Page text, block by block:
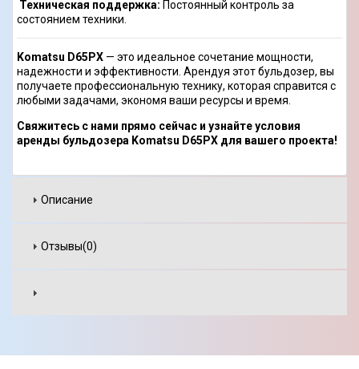
Техническая поддержка: Постоянный контроль за
состоянием техники.
Komatsu D65PX — это идеальное сочетание мощности,
надежности и эффективности. Арендуя этот бульдозер, вы
получаете профессиональную технику, которая справится с
любыми задачами, экономя ваши ресурсы и время.
Свяжитесь с нами прямо сейчас и узнайте условия
аренды бульдозера Komatsu D65PX для вашего проекта!
Описание
Отзывы(0)